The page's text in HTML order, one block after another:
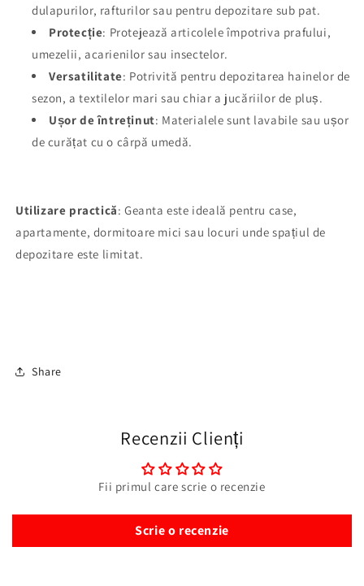
dulapurilor, rafturilor sau pentru depozitare sub pat.
Protecție: Protejează articolele împotriva prafului,
umezelii, acarienilor sau insectelor.
Versatilitate: Potrivită pentru depozitarea hainelor de
sezon, a textilelor mari sau chiar a jucăriilor de pluș.
Ușor de întreținut: Materialele sunt lavabile sau ușor
de curățat cu o cârpă umedă.
Utilizare practică: Geanta este ideală pentru case,
apartamente, dormitoare mici sau locuri unde spațiul de
depozitare este limitat.
Share
Recenzii Clienți
Fii primul care scrie o recenzie
Scrie o recenzie